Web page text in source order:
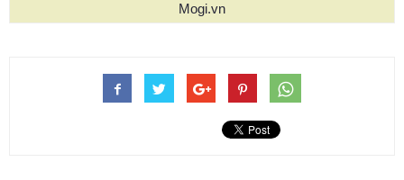
Mogi.vn